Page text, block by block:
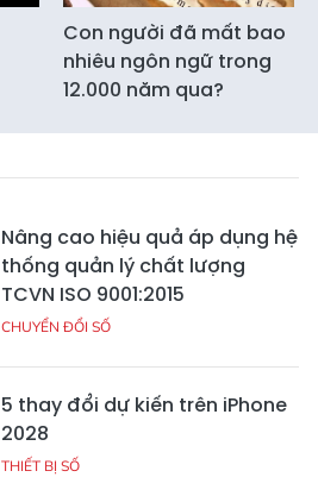
Con người đã mất bao
nhiêu ngôn ngữ trong
12.000 năm qua?
Nâng cao hiệu quả áp dụng hệ
thống quản lý chất lượng
TCVN ISO 9001:2015
CHUYỂN ĐỔI SỐ
5 thay đổi dự kiến trên iPhone
2028
THIẾT BỊ SỐ